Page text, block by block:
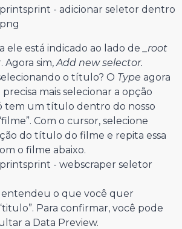
ele está indicado ao lado de
_root
Agora sim, Add new selector.
o título? O Type agora
mais selecionar a opção
tem um título dentro do nosso
Com o cursor, selecione
do título do filme e repita essa
o filme abaixo.
entendeu o que você quer
Para confirmar, você pode
a Data Preview.